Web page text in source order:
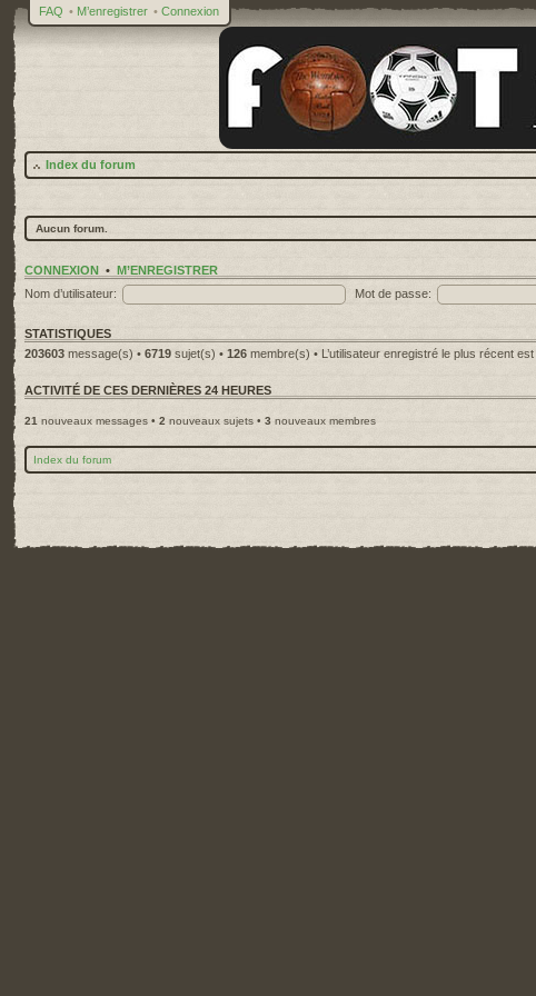
FAQ • M’enregistrer • Connexion
Index du forum
Aucun forum.
CONNEXION • M’ENREGISTRER
Nom d’utilisateur:
Mot de passe:
STATISTIQUES
203603 message(s) • 6719 sujet(s) • 126 membre(s) • L’utilisateur enregistré le plus récent est
ACTIVITÉ DE CES DERNIÈRES 24 HEURES
21 nouveaux messages • 2 nouveaux sujets • 3 nouveaux membres
Index du forum